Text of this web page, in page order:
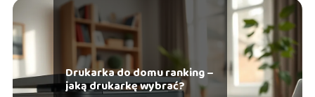
Drukarka do domu ranking –
jaką drukarkę wybrać?